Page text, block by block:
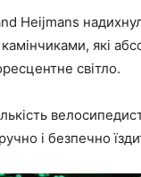
Heijmans
які
світло.
і безпечно